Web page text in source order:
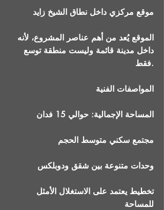
موقع مركزي داخل نطاق الشيخ زايد
الموقع يُعد من أهم عناصر المشروع، لأنه
داخل مدينة قائمة وليست منطقة توسع
فقط.
المواصفات الفنية
المساحة الإجمالية: حوالي 15 فدان
مجتمع سكني متوسط الحجم
وحدات متنوعة بين شقق ودوبلكس
تخطيط يعتمد على الاستغلال الأمثل
للمساحة